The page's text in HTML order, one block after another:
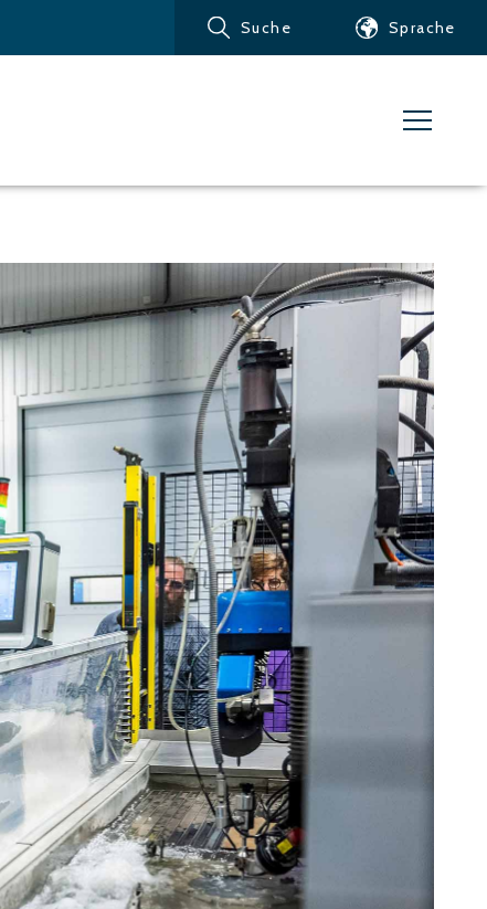
Suche Sprache
Produkte
Über Water Jet
Metalle – Aluminium
Metalle – Andere
Nichteisenmetalle
Glas und Acrylglas
Verbundwerkstoffe
Stein, Fliesen und andere
keramische Materialien
Gummi, Kunststoff,
weiche Materialien
Schaumstoffe und
Dämmstoffe
Holz – Holzwerkstoffe
Über WJS
Veranstaltungskalender
Karriere
Händler werden
Spare Parts Login
Kontakt